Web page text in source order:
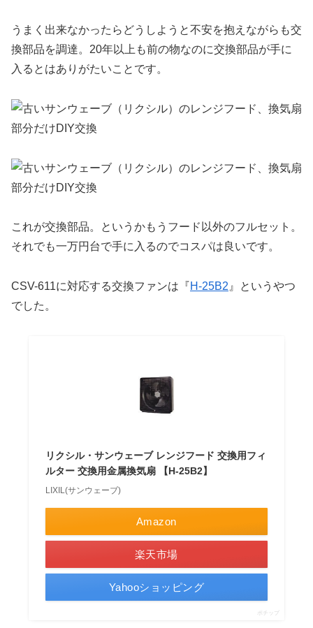
うまく出来なかったらどうしようと不安を抱えながらも交
換部品を調達。20年以上も前の物なのに交換部品が手に
入るとはありがたいことです。
これが交換部品。というかもうフード以外のフルセット。
それでも一万円台で手に入るのでコスパは良いです。
CSV-611に対応する交換ファンは『H-25B2 』というやつ
でした。
リクシル・サンウェーブ レンジフード 交換用フィ
ルター 交換用金属換気扇 【H-25B2】
LIXIL(サンウェーブ)
Amazon
楽天市場
Yahooショッピング
ポチップ